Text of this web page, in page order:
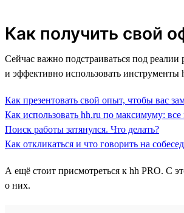
Как получить свой
Сейчас важно подстраиваться под реалии
и эффективно использовать инструменты
Как презентовать свой опыт, чтобы вас
Как использовать hh.ru по максимуму:
Поиск работы затянулся. Что делать?
Как откликаться и что говорить на
А ещё стоит присмотреться к hh PRO. С
о них.